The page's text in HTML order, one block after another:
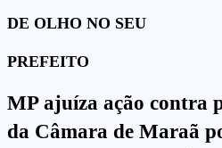
DE OLHO NO SEU
PREFEITO
MP ajuíza ação contra
da Câmara de Maraã